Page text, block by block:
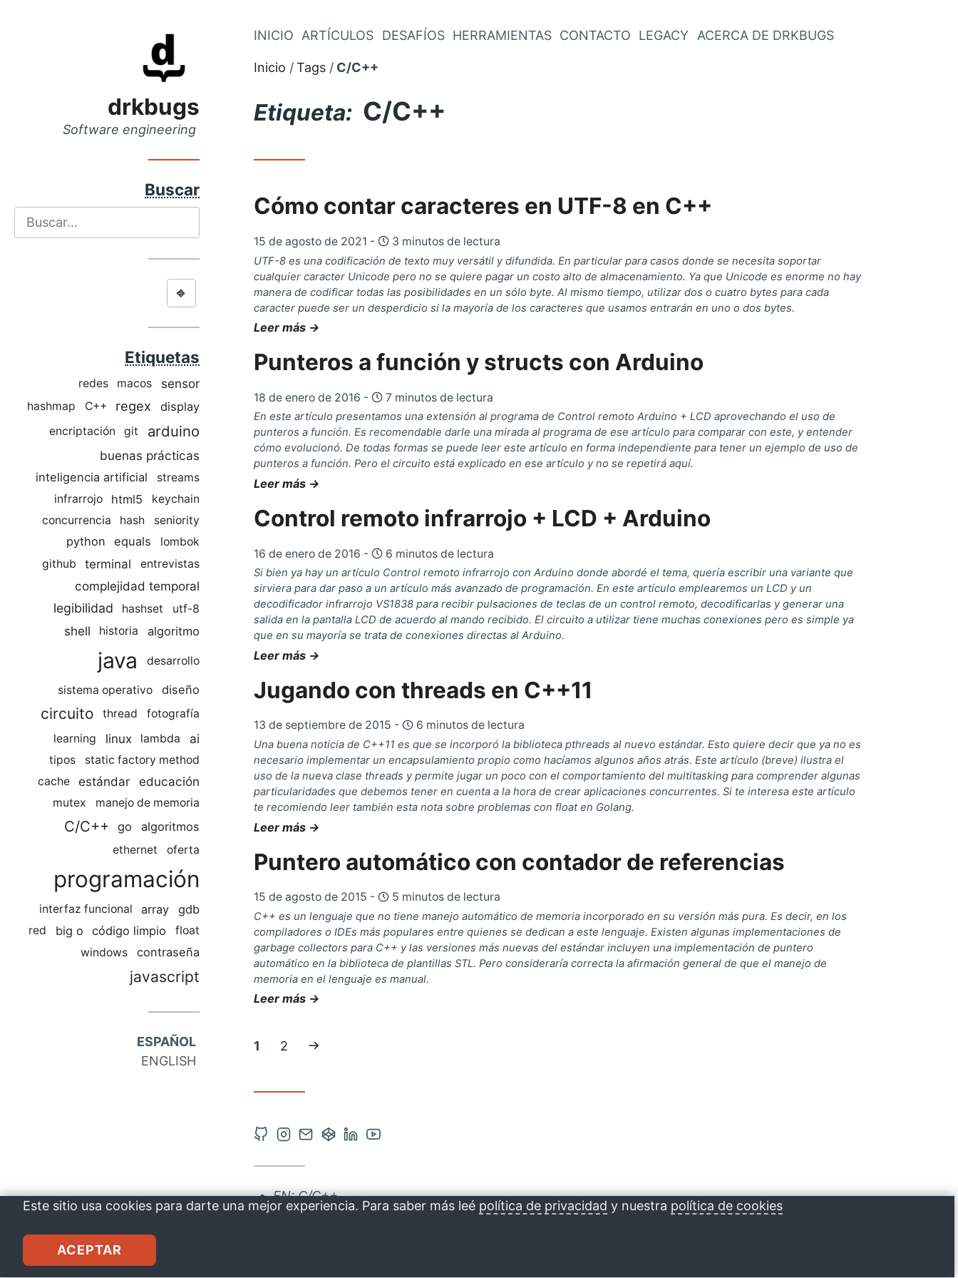
drkbugs
Software engineering
Buscar
Buscar
⎆
Etiquetas
redes macos sensor
hashmap C++ regex display
encriptación git arduino
buenas prácticas
inteligencia artificial
streams
infrarrojo
html5
keychain
concurrencia
hash seniority
python equals
lombok
github
terminal entrevistas
complejidad temporal
legibilidad
hashset utf-8
shell historia algoritmo
java desarrollo
sistema operativo diseño
circuito thread
fotografía
learning
linux lambda ai
tipos
static factory method
cache
estándar educación
mutex manejo de memoria
C/C++ go algoritmos
ethernet oferta
programación
interfaz funcional array gdb
red big o código limpio
float
windows
contraseña
javascript
ESPAÑOL
ENGLISH
Saltar
al
INICIO ARTÍCULOS DESAFÍOS HERRAMIENTAS CONTACTO LEGACY ACERCA DE DRKBUGS
Inicio Tags C/C++
Etiqueta: C/C++
Cómo contar caracteres en UTF-8 en C++
15 de agosto de 2021 - 3 minutos de lectura
UTF-8 es una codificación de texto muy versátil y difundida. En particular para casos donde se necesita soportar
cualquier caracter Unicode pero no se quiere pagar un costo alto de almacenamiento. Ya que Unicode es enorme no hay
manera de codificar todas las posibilidades en un sólo byte. Al mismo tiempo, utilizar dos o cuatro bytes para cada
caracter puede ser un desperdicio si la mayoría de los caracteres que usamos entrarán en uno o dos bytes.
Leer más →
Punteros a función y structs con Arduino
18 de enero de 2016 - 7 minutos de lectura
En este artículo presentamos una extensión al programa de Control remoto Arduino + LCD aprovechando el uso de
punteros a función. Es recomendable darle una mirada al programa de ese artículo para comparar con este, y entender
cómo evolucionó. De todas formas se puede leer este artículo en forma independiente para tener un ejemplo de uso de
punteros a función. Pero el circuito está explicado en ese artículo y no se repetirá aquí.
Leer más →
Control remoto infrarrojo + LCD + Arduino
16 de enero de 2016 - 6 minutos de lectura
Si bien ya hay un artículo Control remoto infrarrojo con Arduino donde abordé el tema, quería escribir una variante que
sirviera para dar paso a un artículo más avanzado de programación. En este artículo emplearemos un LCD y un
decodificador infrarrojo VS1838 para recibir pulsaciones de teclas de un control remoto, decodificarlas y generar una
salida en la pantalla LCD de acuerdo al mando recibido. El circuito a utilizar tiene muchas conexiones pero es simple ya
que en su mayoría se trata de conexiones directas al Arduino.
Leer más →
Jugando con threads en C++11
13 de septiembre de 2015 - 6 minutos de lectura
Una buena noticia de C++11 es que se incorporó la biblioteca pthreads al nuevo estándar. Esto quiere decir que ya no es
necesario implementar un encapsulamiento propio como hacíamos algunos años atrás. Este artículo (breve) ilustra el
uso de la nueva clase threads y permite jugar un poco con el comportamiento del multitasking para comprender algunas
particularidades que debemos tener en cuenta a la hora de crear aplicaciones concurrentes. Si te interesa este artículo
te recomiendo leer también esta nota sobre problemas con float en Golang.
Leer más →
Puntero automático con contador de referencias
15 de agosto de 2015 - 5 minutos de lectura
C++ es un lenguaje que no tiene manejo automático de memoria incorporado en su versión más pura. Es decir, en los
compiladores o IDEs más populares entre quienes se dedican a este lenguaje. Existen algunas implementaciones de
garbage collectors para C++ y las versiones más nuevas del estándar incluyen una implementación de puntero
automático en la biblioteca de plantillas STL. Pero consideraría correcta la afirmación general de que el manejo de
memoria en el lenguaje es manual.
Leer más →
Página
1 Página:
2
Siguiente
Abrir
Github
Abrir
Instagram
Contacto
Abrir
Codepen
Abrir
Linkedin
Abrir
Youtube
EN: C/C++
Este sitio usa cookies para darte una mejor experiencia. Para saber más leé política de privacidad y nuestra política de cookies
ACEPTAR